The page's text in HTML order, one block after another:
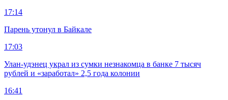
17:14
Парень утонул в Байкале
17:03
Улан-удэнец украл из сумки незнакомца в банке 7 тысяч
рублей и «заработал» 2,5 года колонии
16:41